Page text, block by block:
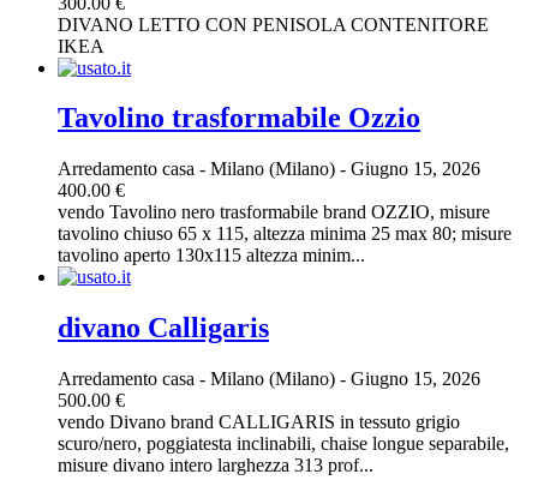
DIVANO LETTO CON PENISOLA CONTENITORE
IKEA
Tavolino trasformabile Ozzio
Arredamento casa - Milano (Milano) - Giugno 15, 2026
400.00 €
vendo Tavolino nero trasformabile brand OZZIO, misure
tavolino chiuso 65 x 115, altezza minima 25 max 80; misure
tavolino aperto 130x115 altezza minim...
divano Calligaris
Arredamento casa - Milano (Milano) - Giugno 15, 2026
500.00 €
vendo Divano brand CALLIGARIS in tessuto grigio
scuro/nero, poggiatesta inclinabili, chaise longue separabile,
misure divano intero larghezza 313 prof...